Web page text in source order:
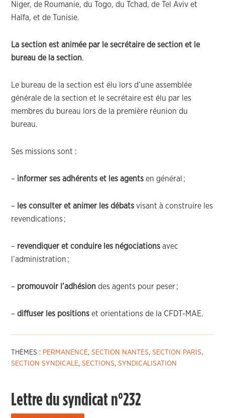
Niger,de Roumanie,du Togo,du Tchad,de Tel Aviv et
Haïfa, etde Tunisie.
La section est animée par le secrétaire de section et le
bureau de la section.
Le bureau de la section est élu lors d’une assemblée
générale de la section et le secrétaire est élu par les
membres du bureau lors de la première réunion du
bureau.
Ses missions sont :
– informer ses adhérents et les agents en général ;
– les consulter et animer les débats visant à construire les
revendications ;
– revendiquer etconduireles négociations avec
l’administration ;
– promouvoir l’adhésion des agents pour peser ;
–diffuser les positions et orientations de la CFDT-MAE.
THÈMES : PERMANENCE,SECTION NANTES,SECTION PARIS,
SECTION SYNDICALE,SECTIONS,SYNDICALISATION
Lettre du syndicat n°232